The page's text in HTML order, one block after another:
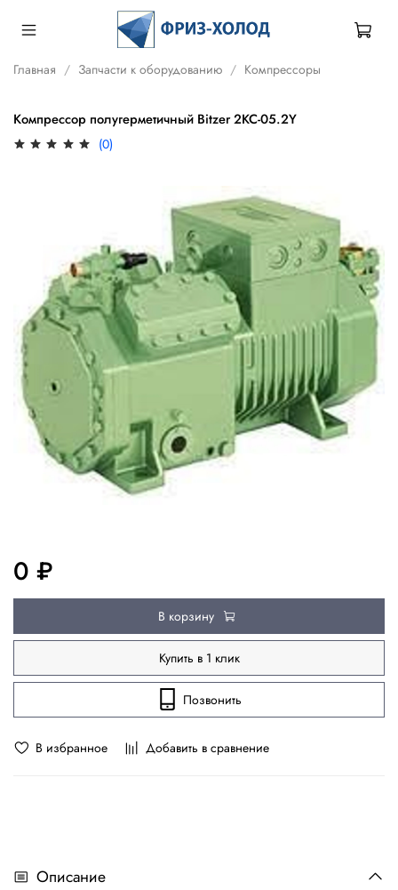
Главная Запчасти к оборудованию Компрессоры
Компрессор полугерметичный Bitzer 2KC-05.2Y
(0)
В избранное Добавить в сравнение
0 ₽
В корзину
Купить в 1 клик
Позвонить
Описание